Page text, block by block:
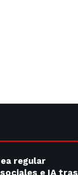
regular
e IA tras